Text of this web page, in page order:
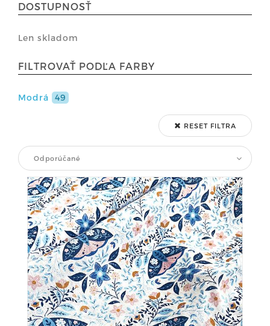
DOSTUPNOSŤ
Len skladom
FILTROVAŤ PODĽA FARBY
Modrá 49
RESET FILTRA
Odporúčané